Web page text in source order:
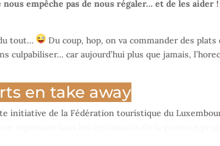
empêche pas de nous régaler… et de les aider !
du tout…
Du coup, hop, on va commander des plats
culpabiliser… car aujourd’hui plus que jamais,
en take away
initiative de la Fédération touristique du